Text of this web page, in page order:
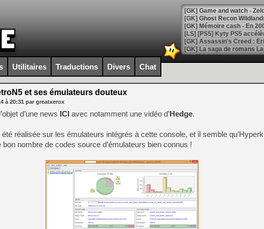
[Mo5] DOOM arrive en
[GK] Bethesda fête les 30
[GK] Roblox : l'action en
[GK] Agenda - GeForce
[LS] [PS5] ps5-y2jb-
[GK] Pourquoi Marvel
[GK] Test : Restory : Chill
[GK] GTA 6 : Rockstar
[GK] Hot Wheels Infinite
[GK] Mémoire cash -
[GK] Résultats Nintendo :
[GK] Déjà des
[Mo5] Brickboy cherche à
[GK] Minecraft et ses «
Utilitaires Traductions Divers Chat
et ses émulateurs douteux
à 20:31 par greatxerox
d’une news ICI avec notamment une vidéo d’Hedge.
réalisée sur les émulateurs intégrés à cette console, et il semble
nombre de codes source d’émulateurs bien connus !